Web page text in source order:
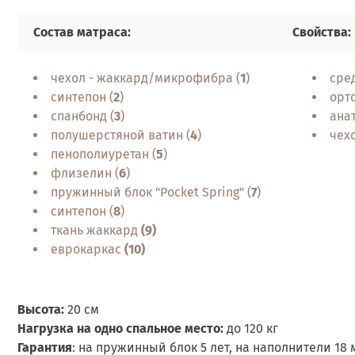
Состав матраса: Свойства:
чехол - жаккард/микрофибра (1)
синтепон (2)
спанбонд (3)
полушерстяной ватин (4)
пенополиуретан (5)
флизелин (6)
пружинный блок "Pocket Spring" (7)
синтепон (8)
ткань жаккард (9)
еврокаркас (10)
Высота: 20 см
Нагрузка на одно спальное место: до 120 кг
Гарантия: на пружинный блок 5 лет, на наполнители 18